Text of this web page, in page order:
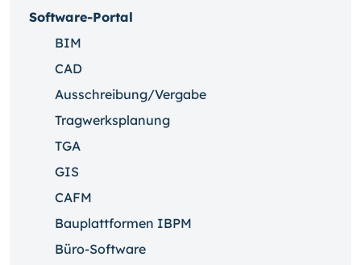
Software-Portal
BIM
CAD
Ausschreibung/Vergabe
Tragwerksplanung
TGA
GIS
CAFM
Bauplattformen IBPM
Büro-Software